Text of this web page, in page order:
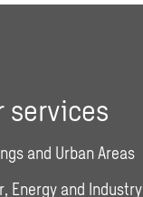
services
and Urban Areas
Energy and Industry